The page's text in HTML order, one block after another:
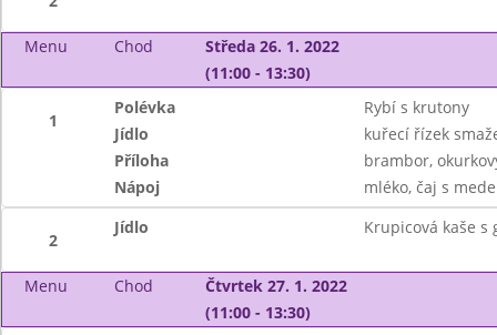
Menu Chod
Středa 26. 1. 2022
(11:00 - 13:30)
1
Polévka
Rybí s krutony
Jídlo
kuřecí řízek
Příloha
brambor,
Nápoj
mléko, čaj s
2
Jídlo Krupicová kaše s
Menu Chod
Čtvrtek 27. 1. 2022
(11:00 - 13:30)